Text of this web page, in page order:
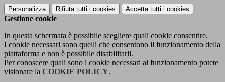
Personalizza Rifiuta tutti i cookies Accetta tutti i cookies
Gestione cookie
In questa schermata è possibile scegliere quali cookie consentire.
I cookie necessari sono quelli che consentono il funzionamento della
piattaforma e non è possibile disabilitarli.
Per conoscere quali sono i cookie necessari al funzionamento potete
visionare la COOKIE POLICY.